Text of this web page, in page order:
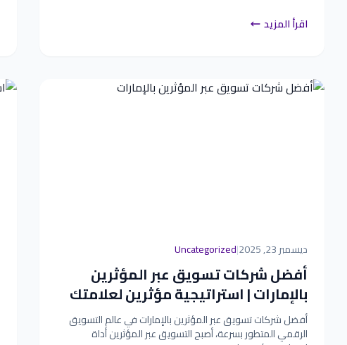
اقرأ المزيد
ديسمبر 23, 2025 |
Uncategorized
أفضل شركات تسويق عبر المؤثرين
بالإمارات | استراتيجية مؤثرين لعلامتك
التجارية
أفضل شركات تسويق عبر المؤثرين بالإمارات في عالم التسويق
الرقمي المتطور بسرعة، أصبح التسويق عبر المؤثرين أداة